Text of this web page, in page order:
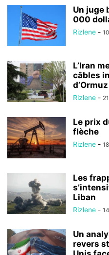
Un juge
000
Rizlene -
L’Iran
câbles
d’Ormuz
Rizlene -
Le prix
flèche
Rizlene -
Les
Liban
Rizlene -
Un
revers